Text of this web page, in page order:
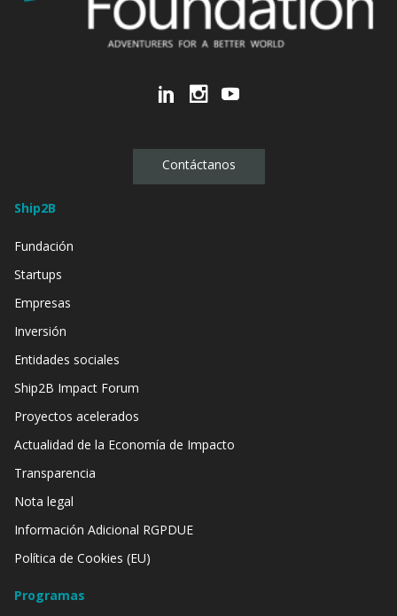
Contáctanos
Ship2B
Fundación
Startups
Empresas
Inversión
Entidades sociales
Ship2B Impact Forum
Proyectos acelerados
Actualidad de la Economía de Impacto
Transparencia
Nota legal
Información Adicional RGPDUE
Política de Cookies (EU)
Programas